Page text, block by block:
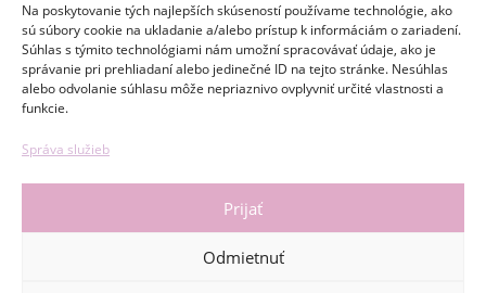
Na poskytovanie tých najlepších skúseností používame technológie, ako
sú súbory cookie na ukladanie a/alebo prístup k informáciám o zariadení.
Súhlas s týmito technológiami nám umožní spracovávať údaje, ako je
správanie pri prehliadaní alebo jedinečné ID na tejto stránke. Nesúhlas
alebo odvolanie súhlasu môže nepriaznivo ovplyvniť určité vlastnosti a
funkcie.
Správa služieb
Prijať
Odmietnuť
ZISTIŤ CENU